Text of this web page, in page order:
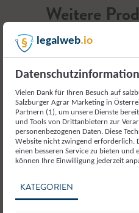
Weitere
legalweb.io
Datenschutzinformation
Vielen Dank für Ihren Besuch auf
Salzburger Agrar Marketing in
Partnern (1), um unsere Dienste
und Tools von Drittanbietern zur
personenbezogenen Daten. Diese
Website nicht zwingend erforderlich.
einen besseren Service zu bieten und
können Ihre Einwilligung jederzeit
KATEGORIEN